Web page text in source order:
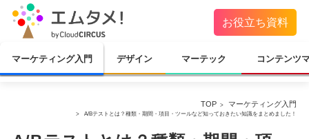
お役立ち資料
マーケティング入門 デザイン マーテック コンテンツ
TOP マーケティング入門
A/Bテストとは？種類・期間・項目・ツールなど知っておきたい知識をまとめました！